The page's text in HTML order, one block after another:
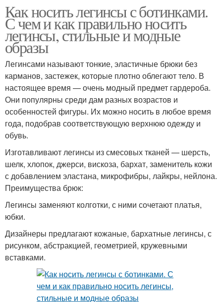
Как носить легинсы с ботинками.
С чем и как правильно носить
легинсы, стильные и модные
образы
Легинсами называют тонкие, эластичные брюки без
карманов, застежек, которые плотно облегают тело. В
настоящее время — очень модный предмет гардероба.
Они популярны среди дам разных возрастов и
особенностей фигуры. Их можно носить в любое время
года, подобрав соответствующую верхнюю одежду и
обувь.
Изготавливают легинсы из смесовых тканей — шерсть,
шелк, хлопок, джерси, вискоза, бархат, заменитель кожи
с добавлением эластана, микрофибры, лайкры, нейлона.
Преимущества брюк:
Легинсы заменяют колготки, с ними сочетают платья,
юбки.
Дизайнеры предлагают кожаные, бархатные легинсы, с
рисунком, абстракцией, геометрией, кружевными
вставками.